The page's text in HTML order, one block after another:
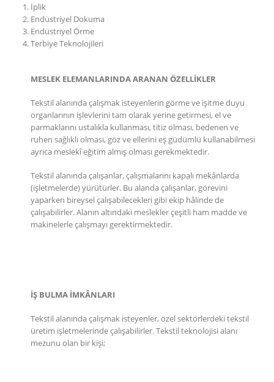
İplik
Endüstriyel Dokuma
Endüstriyel Örme
Terbiye Teknolojileri
MESLEK ELEMANLARINDA ARANAN ÖZELLİKLER
Tekstil alanında çalışmak isteyenlerin görme ve işitme duyu
organlarının işlevlerini tam olarak yerine getirmesi, el ve
parmaklarını ustalıkla kullanması, titiz olması, bedenen ve
ruhen sağlıklı olması, göz ve ellerini eş güdümlü kullanabilmesi
ayrıca meslekî eğitim almış olması gerekmektedir.
Tekstil alanında çalışanlar, çalışmalarını kapalı mekânlarda
(işletmelerde) yürütürler. Bu alanda çalışanlar, görevini
yaparken bireysel çalışabilecekleri gibi ekip hâlinde de
çalışabilirler. Alanın altındaki meslekler çeşitli ham madde ve
makinelerle çalışmayı gerektirmektedir.
İŞ BULMA İMKÂNLARI
Tekstil alanında çalışmak isteyenler, özel sektörlerdeki tekstil
üretim işletmelerinde çalışabilirler. Tekstil teknolojisi alanı
mezunu olan bir kişi;